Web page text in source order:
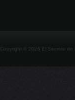
Copyright © 2026 El Secreto de